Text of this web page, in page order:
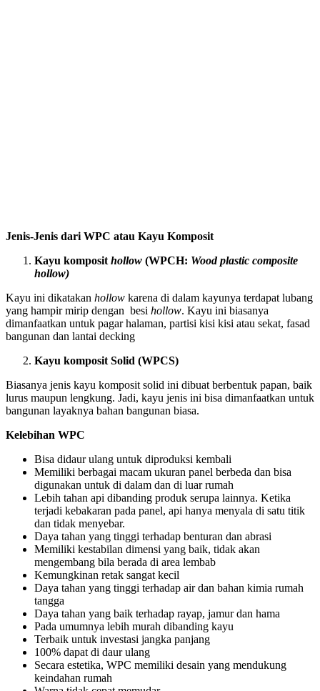
Jenis-Jenis dari WPC atau Kayu Komposit
Kayu komposit hollow (WPCH: Wood plastic composite
hollow)
Kayu ini dikatakan hollow karena di dalam kayunya terdapat lubang
yang hampir mirip dengan besi hollow. Kayu ini biasanya
dimanfaatkan untuk pagar halaman, partisi kisi kisi atau sekat, fasad
bangunan dan lantai decking
Kayu komposit Solid (WPCS)
Biasanya jenis kayu komposit solid ini dibuat berbentuk papan, baik
lurus maupun lengkung. Jadi, kayu jenis ini bisa dimanfaatkan untuk
bangunan layaknya bahan bangunan biasa.
Kelebihan WPC
Bisa didaur ulang untuk diproduksi kembali
Memiliki berbagai macam ukuran panel berbeda dan bisa
digunakan untuk di dalam dan di luar rumah
Lebih tahan api dibanding produk serupa lainnya. Ketika
terjadi kebakaran pada panel, api hanya menyala di satu titik
dan tidak menyebar.
Daya tahan yang tinggi terhadap benturan dan abrasi
Memiliki kestabilan dimensi yang baik, tidak akan
mengembang bila berada di area lembab
Kemungkinan retak sangat kecil
Daya tahan yang tinggi terhadap air dan bahan kimia rumah
tangga
Daya tahan yang baik terhadap rayap, jamur dan hama
Pada umumnya lebih murah dibanding kayu
Terbaik untuk investasi jangka panjang
100% dapat di daur ulang
Secara estetika, WPC memiliki desain yang mendukung
keindahan rumah